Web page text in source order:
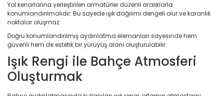
Yol kenarlarına yerleştirilen armatürler düzenli aralıklarla
konumlandırılmalıdır. Bu sayede ışık dağılımı dengeli olur ve karanlık
noktalar oluşmaz.
Doğru konumlandırılmış aydınlatma elemanları sayesinde hem
güvenli hem de estetik bir yürüyüş alanı oluşturulabilir.
Işık Rengi ile Bahçe Atmosferi
Oluşturmak